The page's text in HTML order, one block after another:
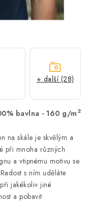
Napište nám
bavlna - 160 g/m 2
na skále je skvělým a
při mnoha různých
a vtipnému motivu se
s ním uděláte
jakékoliv jiné
a pobavit
+ další (28)